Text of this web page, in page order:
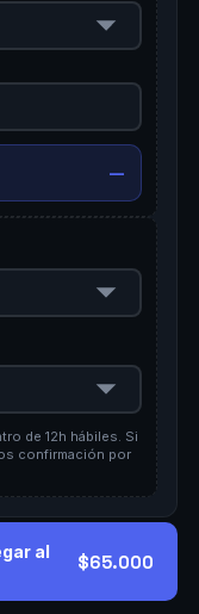
—
de 12h hábiles. Si
confirmación por
al
$65.000